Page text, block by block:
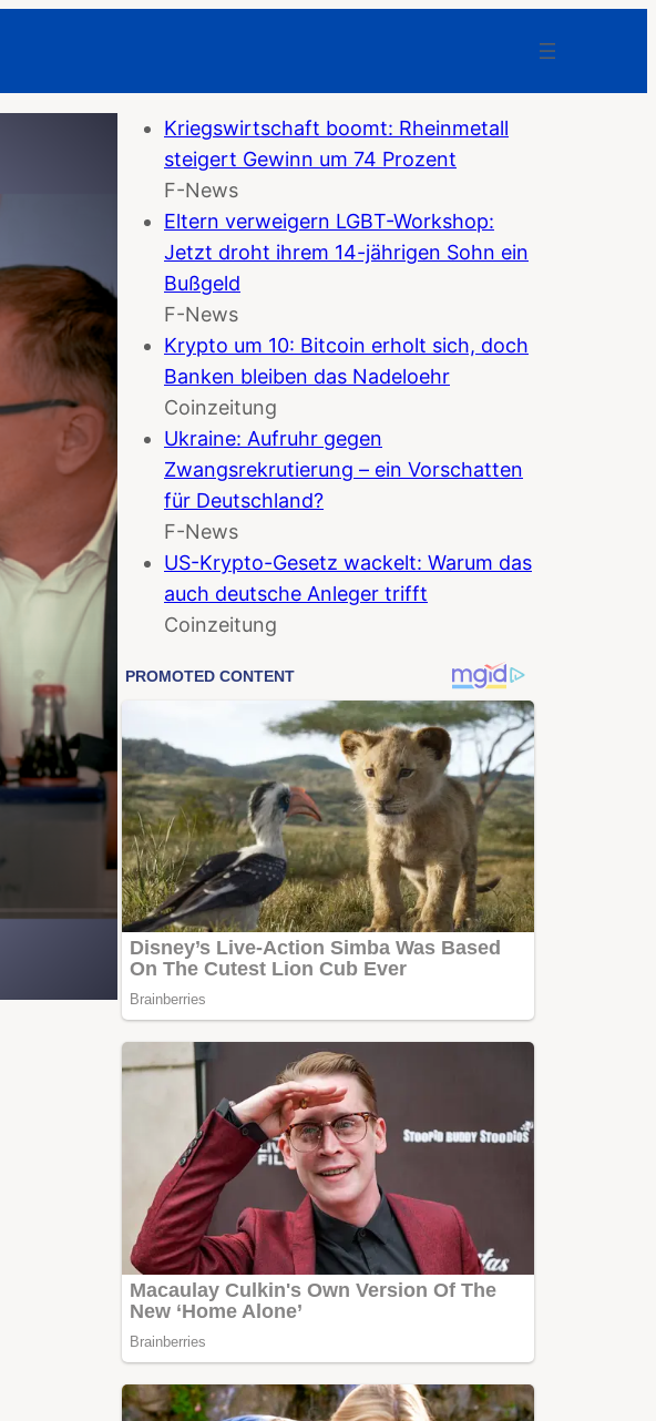
Kriegswirtschaft boomt: Rheinmetall
steigert Gewinn um 74 Prozent
F-News
Eltern verweigern LGBT-Workshop:
Jetzt droht ihrem 14-jährigen Sohn ein
Bußgeld
F-News
Krypto um 10: Bitcoin erholt sich, doch
Banken bleiben das Nadeloehr
Coinzeitung
Ukraine: Aufruhr gegen
Zwangsrekrutierung – ein Vorschatten
für Deutschland?
F-News
US-Krypto-Gesetz wackelt: Warum das
auch deutsche Anleger trifft
Coinzeitung